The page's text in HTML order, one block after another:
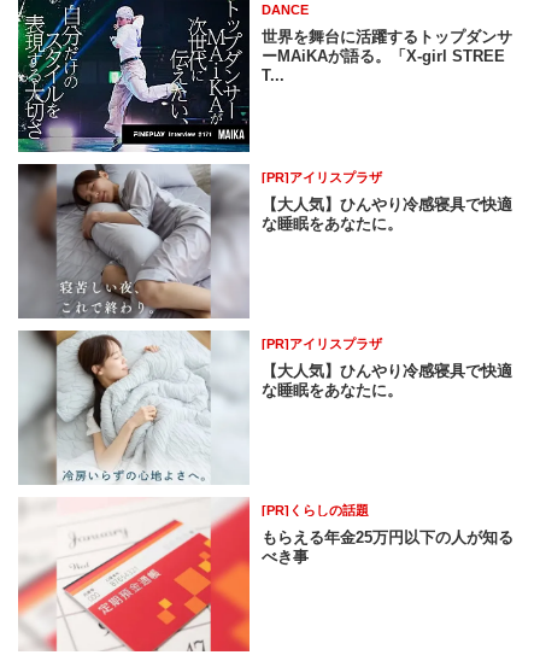
DANCE
世界を舞台に活躍するトップダンサ
ーMAiKAが語る。「X-girl STREE
T...
[PR]アイリスプラザ
【大人気】ひんやり冷感寝具で快適
な睡眠をあなたに。
[PR]アイリスプラザ
【大人気】ひんやり冷感寝具で快適
な睡眠をあなたに。
[PR]くらしの話題
もらえる年金25万円以下の人が知る
べき事